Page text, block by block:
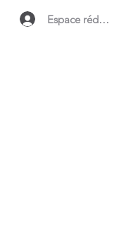
Espace rédacteur